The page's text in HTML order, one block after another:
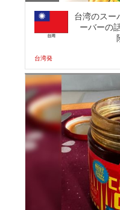
台湾のスー
ーバーの
台湾発